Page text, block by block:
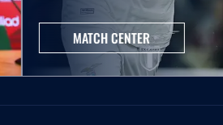
MATCH CENTER